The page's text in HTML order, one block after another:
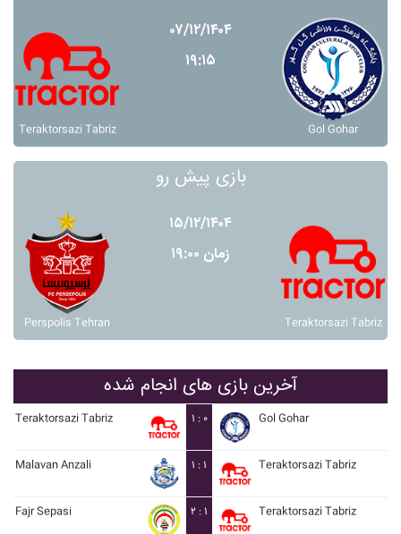
Teraktorsazi Tabriz
۰۷/۱۲/۱۴۰۴
۱۹:۱۵
Gol Gohar
بازی پیش رو
Perspolis Tehran
۱۵/۱۲/۱۴۰۴
زمان ۱۹:۰۰
Teraktorsazi Tabriz
آخرین بازی های انجام شده
Teraktorsazi Tabriz ۱ : ۰ Gol Gohar
Malavan Anzali ۱ : ۱ Teraktorsazi Tabriz
Fajr Sepasi ۲ : ۱ Teraktorsazi Tabriz